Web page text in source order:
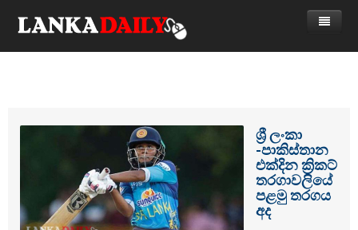
ශ්‍රී ලංකා
-පාකිස්තාන
එක්දින ක්‍රිකට්
තරගාවලියේ
පළමු තරගය
අද
විදෙස්
කාලීන සංවාද
Gossip
Advertise with us